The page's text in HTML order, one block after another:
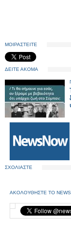
ΜΟΙΡΑΣΤΕΙΤΕ
ΔΕΙΤΕ ΑΚΟΜΑ
ΣΧΟΛΙΑΣΤΕ
ΑΚΟΛΟΥΘΗΣΤΕ ΤΟ